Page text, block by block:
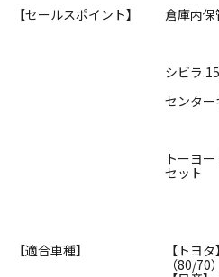
【セールスポイント】
倉庫内保
シビラ
センター
トーヨ
セット
【適合車種】
【トヨ
（80/70